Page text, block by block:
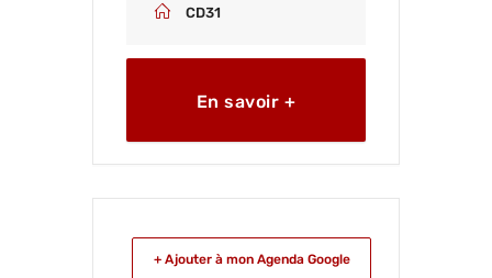
CD31
En savoir +
+ Ajouter à mon Agenda Google